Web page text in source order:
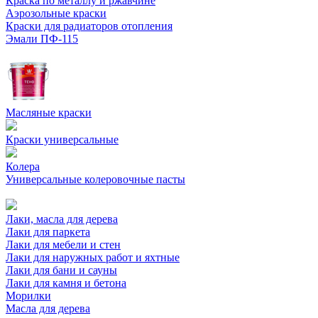
Аэрозольные краски
Краски для радиаторов отопления
Эмали ПФ-115
Масляные краски
Краски универсальные
Колера
Универсальные колеровочные пасты
Лаки, масла для дерева
Лаки для паркета
Лаки для мебели и стен
Лаки для наружных работ и яхтные
Лаки для бани и сауны
Лаки для камня и бетона
Морилки
Масла для дерева